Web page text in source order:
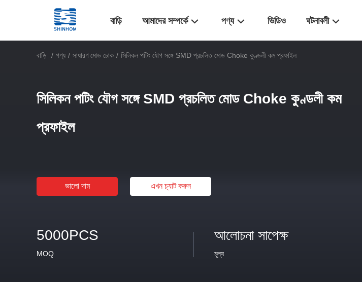
বাড়ি আমাদের সম্পর্কে পণ্য ভিডিও ঘটনাবলী
বাড়ি / পণ্য / সাধারণ মোড চোক / সিলিকন পটিং যৌগ সঙ্গে SMD প্রচলিত মোড Choke কুণ্ডলী কম প্রফাইল
সিলিকন পটিং যৌগ সঙ্গে SMD প্রচলিত মোড Choke কুণ্ডলী কম
প্রফাইল
ভালো দাম এখন চ্যাট করুন
5000PCS
MOQ
আলোচনা সাপেক্ষ
মূল্য